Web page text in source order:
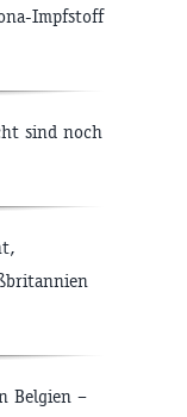
Impfstoff
sind noch
Belgien –